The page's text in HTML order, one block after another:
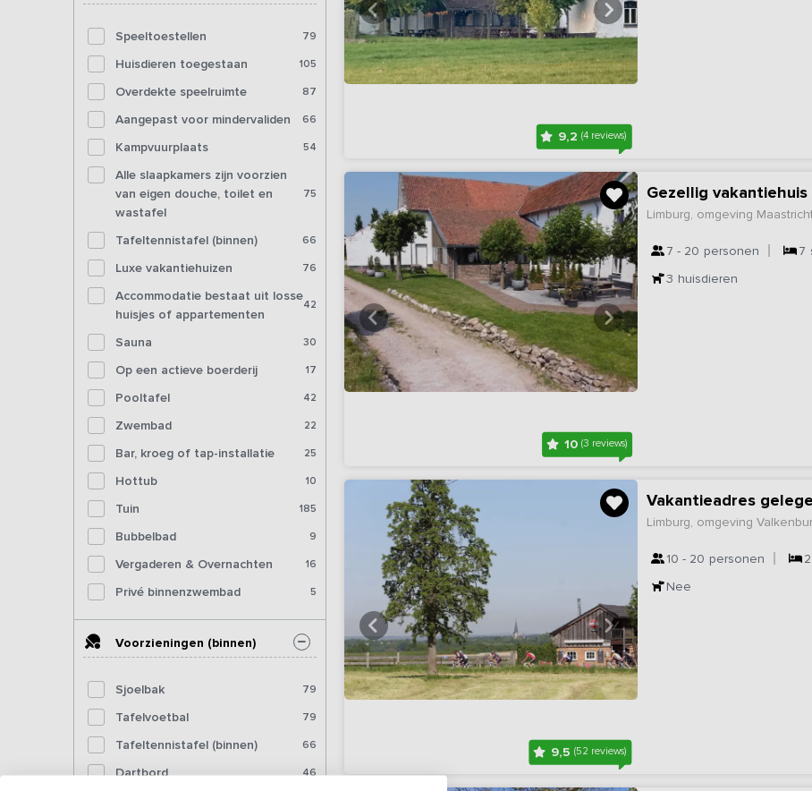
Speeltoestellen 79
Huisdieren toegestaan 105
Overdekte speelruimte 87
Aangepast voor mindervaliden 66
Kampvuurplaats 54
Alle slaapkamers zijn voorzien
van eigen douche, toilet en
wastafel
75
Tafeltennistafel (binnen) 66
Luxe vakantiehuizen 76
Accommodatie bestaat uit losse
huisjes of appartementen
42
Sauna 30
Op een actieve boerderij 17
Pooltafel 42
Zwembad 22
Bar, kroeg of tap-installatie 25
Hottub 10
Tuin 185
Bubbelbad 9
Vergaderen & Overnachten 16
Privé binnenzwembad 5
Voorzieningen (binnen)
Sjoelbak 79
Tafelvoetbal 79
Tafeltennistafel (binnen) 66
Dartbord 46
9,2(4 reviews)
10 (3 reviews)
Gezellig
Limburg, omgeving
7 - 20 personen 7
3 huisdieren
9,5(52 reviews)
Limburg, omgeving
10 - 20 personen 2
Nee